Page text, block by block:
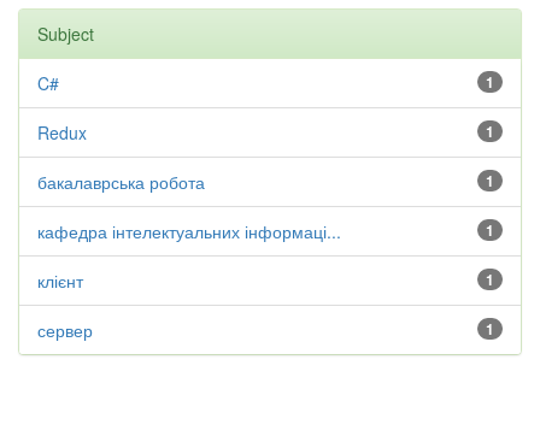
Subject
1
C#
1
Redux
1
бакалаврська робота
1
кафедра інтелектуальних інформаці...
1
клієнт
1
сервер